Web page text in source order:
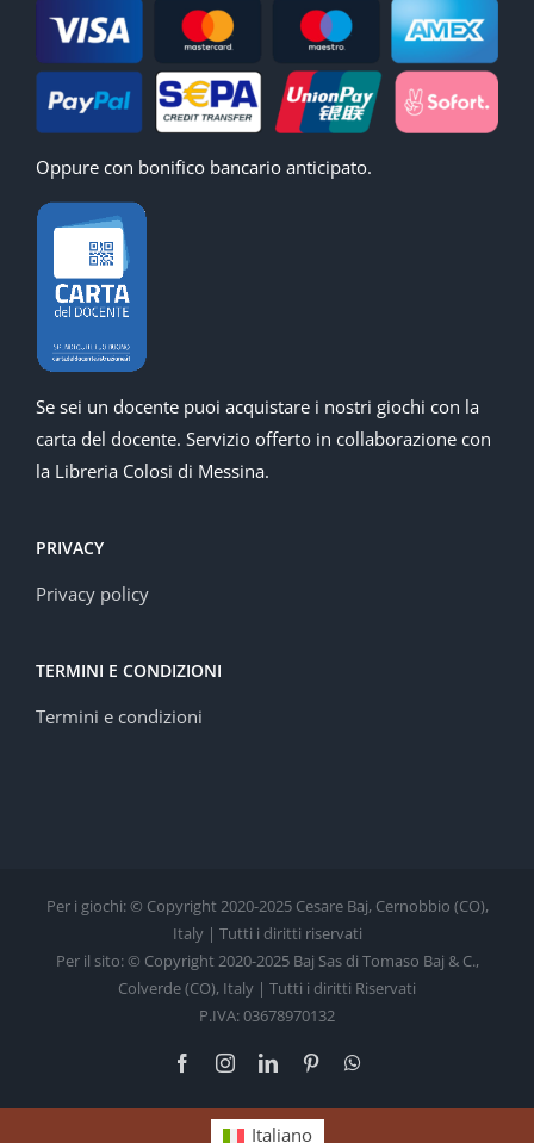
Oppure con bonifico bancario anticipato.
Se sei un docente puoi acquistare i nostri giochi con la
carta del docente. Servizio offerto in collaborazione con
la Libreria Colosi di Messina.
PRIVACY
Privacy policy
TERMINI E CONDIZIONI
Termini e condizioni
Per i giochi: © Copyright 2020-2025 Cesare Baj, Cernobbio (CO),
Italy | Tutti i diritti riservati
Per il sito: © Copyright 2020-2025 Baj Sas di Tomaso Baj & C.,
Colverde (CO), Italy | Tutti i diritti Riservati
P.IVA: 03678970132
FacebookInstagramLinkedInPinterest
Italiano